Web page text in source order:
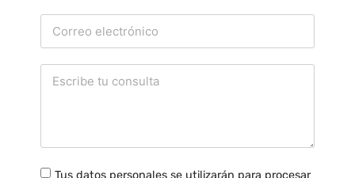
Tus datos personales se utilizarán para procesar